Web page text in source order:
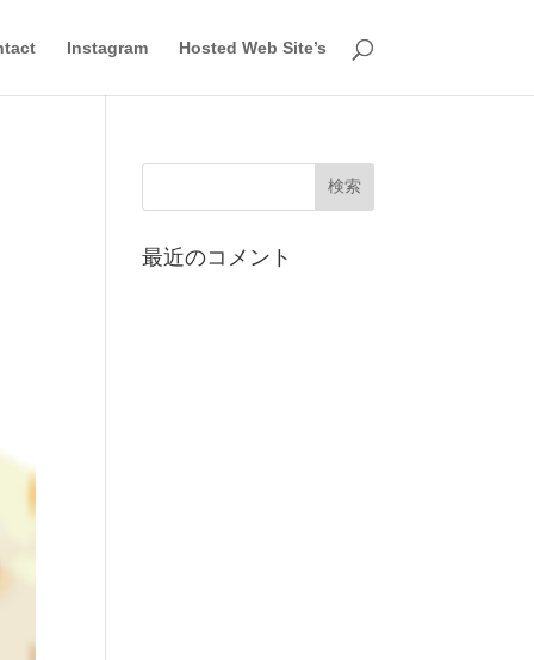
Instagram Hosted Web Site’s
最近のコメント